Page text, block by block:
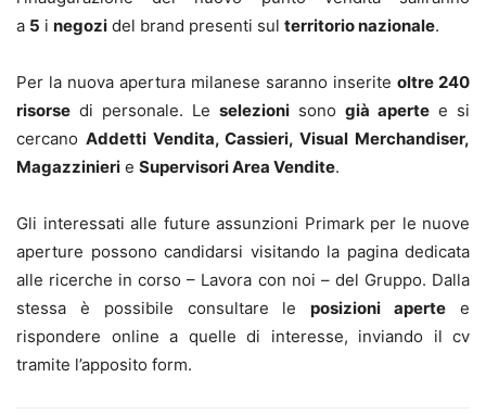
a 5 i negozi del brand presenti sul territorio nazionale.
Per la nuova apertura milanese saranno inserite oltre 240
risorse di personale. Le selezioni sono già aperte e si
cercano Addetti Vendita, Cassieri, Visual Merchandiser,
Magazzinieri e Supervisori Area Vendite.
Gli interessati alle future assunzioni Primark per le nuove
aperture possono candidarsi visitando la pagina dedicata
alle ricerche in corso – Lavora con noi – del Gruppo. Dalla
stessa è possibile consultare leposizioni aperte e
rispondere online a quelle di interesse, inviando il cv
tramite l’apposito form.